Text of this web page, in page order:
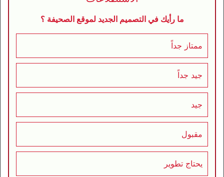
ما رأيك في التصميم الجديد لموقع الصحيفة ؟
ممتاز جداً
جيد جداً
جيد
مقبول
يحتاج تطوير